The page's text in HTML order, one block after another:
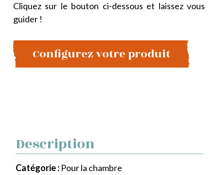
Cliquez sur le bouton ci-dessous et laissez vous
guider !
Configurez votre produit
Description
Catégorie : Pour la chambre